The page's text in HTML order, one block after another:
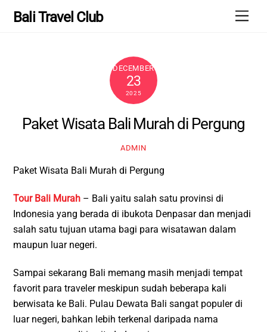
Bali Travel Club
DECEMBER
23
2025
Paket Wisata Bali Murah di Pergung
ADMIN
Paket Wisata Bali Murah di Pergung
Tour Bali Murah – Bali yaitu salah satu provinsi di
Indonesia yang berada di ibukota Denpasar dan menjadi
salah satu tujuan utama bagi para wisatawan dalam
maupun luar negeri.
Sampai sekarang Bali memang masih menjadi tempat
favorit para traveler meskipun sudah beberapa kali
berwisata ke Bali. Pulau Dewata Bali sangat populer di
luar negeri, bahkan lebih terkenal daripada nama